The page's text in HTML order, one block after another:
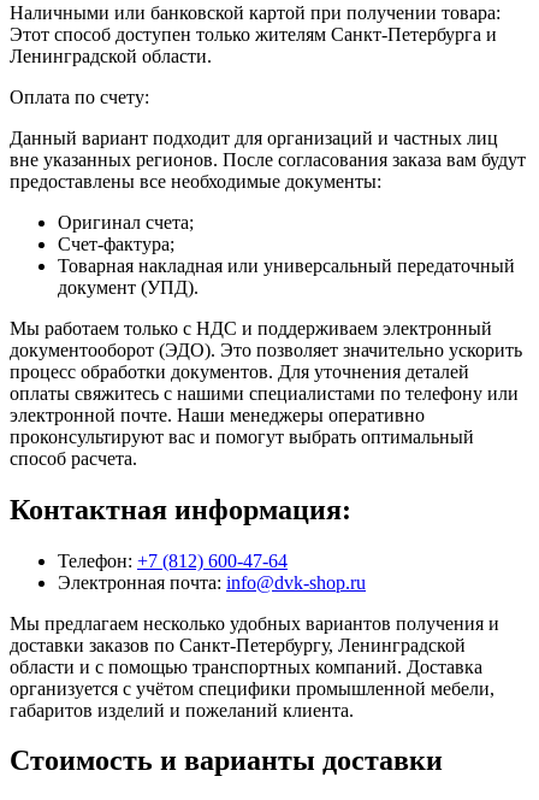
Наличными или банковской картой при получении товара:
Этот способ доступен только жителям Санкт-Петербурга и
Ленинградской области.
Оплата по счету:
Данный вариант подходит для организаций и частных лиц
вне указанных регионов. После согласования заказа вам будут
предоставлены все необходимые документы:
Оригинал счета;
Счет-фактура;
Товарная накладная или универсальный передаточный
документ (УПД).
Мы работаем только с НДС и поддерживаем электронный
документооборот (ЭДО). Это позволяет значительно ускорить
процесс обработки документов. Для уточнения деталей
оплаты свяжитесь с нашими специалистами по телефону или
электронной почте. Наши менеджеры оперативно
проконсультируют вас и помогут выбрать оптимальный
способ расчета.
Контактная информация:
Телефон: +7 (812) 600-47-64
Электронная почта: info@dvk-shop.ru
Мы предлагаем несколько удобных вариантов получения и
доставки заказов по Санкт-Петербургу, Ленинградской
области и с помощью транспортных компаний. Доставка
организуется с учётом специфики промышленной мебели,
габаритов изделий и пожеланий клиента.
Стоимость и варианты доставки